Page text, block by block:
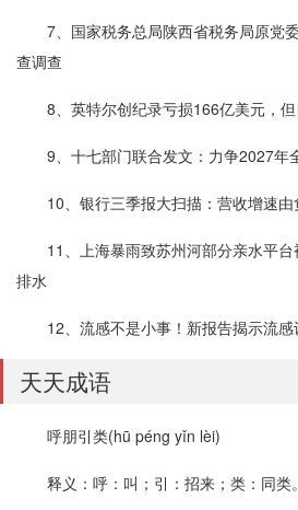
7、国家税务总局陕西省税务局原党
查调查
8、英特尔创纪录亏损166亿美元，
9、十七部门联合发文：力争2027年
10、银行三季报大扫描：营收增速
11、上海暴雨致苏州河部分亲水平
排水
12、流感不是小事！新报告揭示流
天天成语
呼朋引类(hū péng yǐn lèi)
释义：呼：叫；引：招来；类：同类